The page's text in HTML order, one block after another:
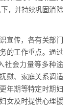
，并持续巩固消除
传，各有关部门
的工作重点。通过
社会力量等多种途
慰、家庭关系调适
年期等特定时期妇
女及时提供心理援